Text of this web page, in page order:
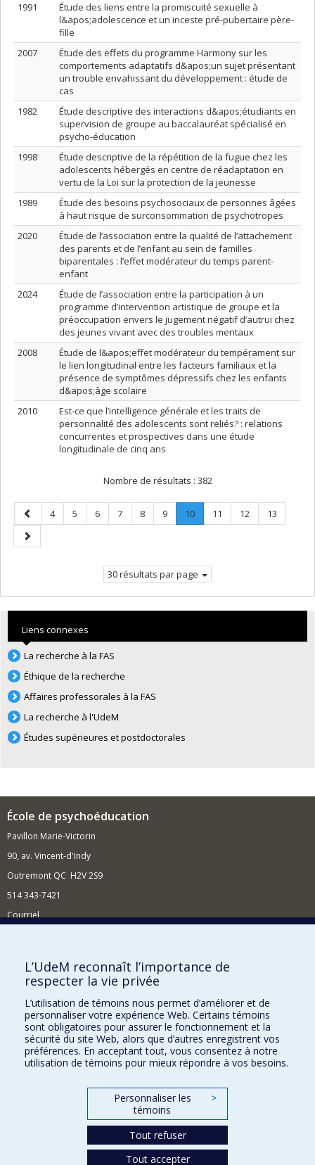
1991
Étude des liens entre la promiscuité sexuelle à
l&apos;adolescence et un inceste pré-pubertaire père-
fille
2007
Étude des effets du programme Harmony sur les
comportements adaptatifs d&apos;un sujet présentant
un trouble envahissant du développement : étude de
cas
1982
Étude descriptive des interactions d&apos;étudiants en
supervision de groupe au baccalauréat spécialisé en
psycho-éducation
1998
Étude descriptive de la répétition de la fugue chez les
adolescents hébergés en centre de réadaptation en
vertu de la Loi sur la protection de la jeunesse
1989
Étude des besoins psychosociaux de personnes âgées
à haut risque de surconsommation de psychotropes
2020
Étude de l’association entre la qualité de l’attachement
des parents et de l’enfant au sein de familles
biparentales : l’effet modérateur du temps parent-
enfant
2024
Étude de l’association entre la participation à un
programme d’intervention artistique de groupe et la
préoccupation envers le jugement négatif d’autrui chez
des jeunes vivant avec des troubles mentaux
2008
Étude de l&apos;effet modérateur du tempérament sur
le lien longitudinal entre les facteurs familiaux et la
présence de symptômes dépressifs chez les enfants
d&apos;âge scolaire
2010
Est-ce que l’intelligence générale et les traits de
personnalité des adolescents sont reliés? : relations
concurrentes et prospectives dans une étude
longitudinale de cinq ans
Nombre de résultats : 382
Page
précédente
Page
4 Page
5 Page
6 Page
7 Page
8 Page
9 Page
10.
Page
Page
11 Page
12 Page
13
Page
suivante
30 résultats par page
Liens connexes
La recherche à la FAS
Éthique de la recherche
Affaires professorales à la FAS
La recherche à l'UdeM
Études supérieures et postdoctorales
École de psychoéducation
Pavillon Marie-Victorin
90, av. Vincent-d'Indy
Outremont QC H2V 2S9
514 343-7421
Courriel
Comment soutenir l'École?
BESOIN D'AIDE?
Plan du site
Signaler une erreur
Accessibilité
FACULTÉ DES ARTS ET DES SCIENCES
Nos départements et écoles
L’UdeM reconnaît l’importance de
respecter la vie privée
L’utilisation de témoins nous permet d’améliorer et de
personnaliser votre expérience Web. Certains témoins
sont obligatoires pour assurer le fonctionnement et la
sécurité du site Web, alors que d’autres enregistrent vos
préférences. En acceptant tout, vous consentez à notre
utilisation de témoins pour mieux répondre à vos besoins.
Personnaliser les
témoins
>
Tout refuser
Tout accepter